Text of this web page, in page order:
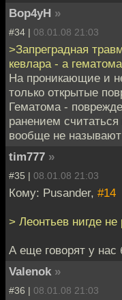
Bop4yH »
#34 | 08.01.08 21:03
>Запреградная
кевлара - а
На проникающие и
только открытые
Гематома -
ранением
вообще не
tim777 »
#35 | 08.01.08 21:03
Кому: Pusander, #14
> Леонтьев нигде не
А еще говорят у нас
Valenok »
#36 | 08.01.08 21:03